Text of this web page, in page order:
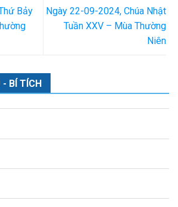
Bảy
Ngày 22-09-2024, Chúa Nhật
Tuần XXV – Mùa Thường
Niên
- BÍ TÍCH